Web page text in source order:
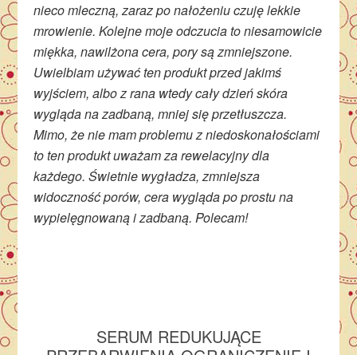
nieco mleczną, zaraz po nałożeniu czuję lekkie
mrowienie. Kolejne moje odczucia to niesamowicie
miękka, nawilżona cera, pory są zmniejszone.
Uwielbiam używać ten produkt przed jakimś
wyjściem, albo z rana wtedy cały dzień skóra
wygląda na zadbaną, mniej się przetłuszcza.
Mimo, że nie mam problemu z niedoskonałościami
to ten produkt uważam za rewelacyjny dla
każdego. Świetnie wygładza, zmniejsza
widoczność porów, cera wygląda po prostu na
wypielęgnowaną i zadbaną. Polecam!
SERUM REDUKUJĄCE